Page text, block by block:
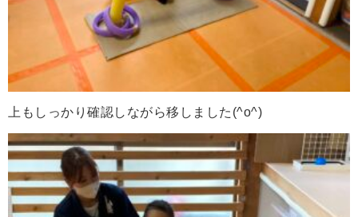
上もしっかり確認しながら移しました(^o^)